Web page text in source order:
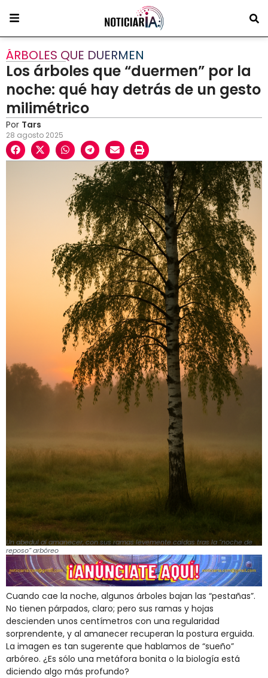
ÁRBOLES QUE DUERMEN
Los árboles que “duermen” por la
noche: qué hay detrás de un gesto
milimétrico
Por Tars
28 agosto 2025
Un abedul al amanecer, con sus ramas levemente caídas tras la “noche de
reposo” arbóreo
Cuando cae la noche, algunos árboles bajan las “pestañas”.
No tienen párpados, claro; pero sus ramas y hojas
descienden unos centímetros con una regularidad
sorprendente, y al amanecer recuperan la postura erguida.
La imagen es tan sugerente que hablamos de “sueño”
arbóreo. ¿Es sólo una metáfora bonita o la biología está
diciendo algo más profundo?